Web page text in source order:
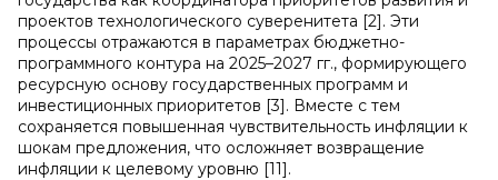
проектов технологического суверенитета [2]. Эти
процессы отражаются в параметрах бюджетно-
программного контура на 2025–2027 гг., формирующего
ресурсную основу государственных программ и
инвестиционных приоритетов [3]. Вместе с тем
сохраняется повышенная чувствительность инфляции к
шокам предложения, что осложняет возвращение
инфляции к целевому уровню [11].